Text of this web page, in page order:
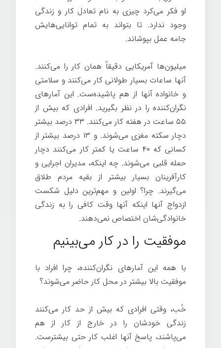
او فکر می‌کرد چیزی به نام تعادل کار و زندگی
وجود ندارد. تا بتواند به تمام توانایی‌هایش
جامه عمل بپوشاند.
میلیون‌ها آمریکایی دقیقاً همان کار را می‌کنند.
آنها ساعات بسیار طولانی کار می‌کنند و سلامتی
و خانواده آنها از هم پاشیده‌ست. این آمارهای
نگران‌کننده را در نظر بگیرید. افرادی که بیش از
۵۵ ساعت در هفته کار می‌کنند. ۳۳ درصد بیشتر
دچار سکته مغزی می‌شوند. و ۱۳ درصد بیشتر از
کسانی که ۴۰ ساعت یا کمتر کار می‌کنند دچار
حمله قلبی می‌شوند. چه اینکه، مدیران اجرایی و
کارآفرینان بسیار بیشتر از بقیه مردم طلاق
می‌گیرند. چرا؟ اولین و مهم‌ترین دلیل شکست
ازدواج آنها اینکه آنها وقت کافی را به زندگی
خانوادگی‌شان اختصاص نمی‌دهند.
موفقیت را در کار می‌بینیم
با همه این آمارهای نگران‌کننده، چرا افراد با
موفقیت بالا بیشتر در محل کار حاضر می‌شوند؟
خُب، وقتی افرادی که بیش از حد کار می‌کنند
زندگی خودشان را در خارج از کار از هم
می‌پاشند، پاسخ آنها اغلب کار حتی بیشترست.